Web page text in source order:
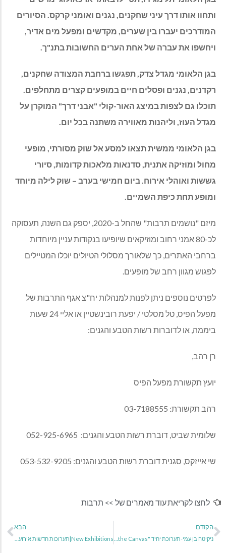
ותחוו אותו דרך עיני שחקנים, נגנים ואומני קרקס. הסיורים
המודרכים יעברו בין שערים, מקדשים ומפעל מים אדיר,
ויחשפו את עברה של אחת הערים החשובות בתנ"ך.
בגן הלאומי מגדל צדק, תפגשו ברחבת המצודה שחקנים,
רקדנים, נגנים ופסלים חיים במופעים קצרים מתחלפים.
תוכלו גם לצפות במיצג האור-קולי "אבני דרך" המוקרן על
מגדל העוז, וליהנות מאווירה משתנה בכל יום.
בגן הלאומי ממשית תצאו למסע אל שוק מסורתי, מופעי
מחול ומוזיקה אתנית, סדנאות מלאכות קדומות, סיורי
גששות ואוהלי אירוח. ביום חמישי בערב – שוק לילה מיוחד
ומופע תחת כיפת השמיים.
מיזם "נושמים תרבות" שהחל ב-2020, יספק גם השנה, תעסוקה
לכ-80 אמני רחוב ומוזיקאים שיופיעו בנקודות עניין מיוחדות
ברחבי האתרים, כך שלאורך מסלולי הטיולים יוכלו המטיילים
לפגוש מגוון רחב של מופעים.
לפרטים נוספים ניתן לפנות למנהלות יח"צ אגף התרבות של
מפעל הפיס, טל מסלטי / יפעת רובינשטיין או אליי 24 שעות
ביממה, או לדוברות רשות הטבע והגנים:
רן רהב,
יועץ תקשורת מפעל הפיס
רהב תקשורת: 03-7188555
שלומית שביט, דוברת רשות הטבע והגנים: 052-925-6965
שי אייזקס, סגנית דוברת רשות הטבע והגנים: 053-532-9205
לחצו לקריאת עוד מאמרים של >> תרבות
הקודם הבא